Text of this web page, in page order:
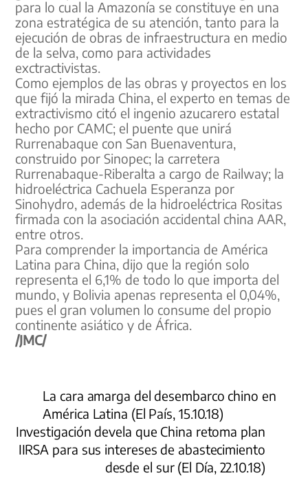
para lo cual la Amazonía se constituye en una
zona estratégica de su atención, tanto para la
ejecución de obras de infraestructura en medio
de la selva, como para actividades
exctractivistas.
Como ejemplos de las obras y proyectos en los
que fijó la mirada China, el experto en temas de
extractivismo citó el ingenio azucarero estatal
hecho por CAMC; el puente que unirá
Rurrenabaque con San Buenaventura,
construido por Sinopec; la carretera
Rurrenabaque-Riberalta a cargo de Railway; la
hidroeléctrica Cachuela Esperanza por
Sinohydro, además de la hidroeléctrica Rositas
firmada con la asociación accidental china AAR,
entre otros.
Para comprender la importancia de América
Latina para China, dijo que la región solo
representa el 6,1% de todo lo que importa del
mundo, y Bolivia apenas representa el 0,04%,
pues el gran volumen lo consume del propio
continente asiático y de África.
/JMC/
La cara amarga del desembarco chino en
América Latina (El País, 15.10.18)
Investigación devela que China retoma plan
IIRSA para sus intereses de abastecimiento
desde el sur (El Día, 22.10.18)